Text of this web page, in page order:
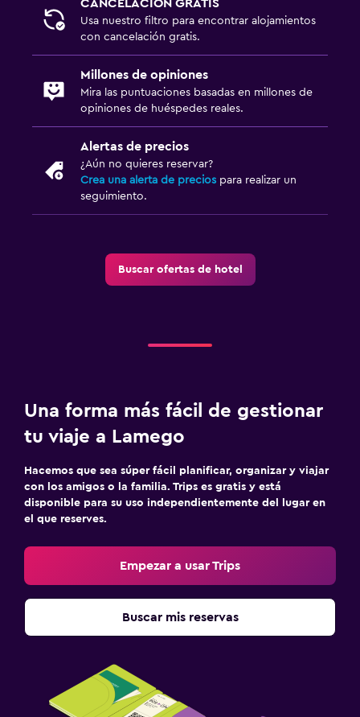
Juegos de mesa/rompecabezas
Canotaje
Piscina (para niños)
Comidas para niños
Zona cubierta de juegos
Parque infantil
Jardín
Sillas de playa
Estacionamiento y transporte
CANCELACIÓN GRATIS
Usa nuestro filtro para encontrar alojamientos
con cancelación gratis.
Millones de opiniones
Mira las puntuaciones basadas en millones de
opiniones de huéspedes reales.
Alertas de precios
¿Aún no quieres reservar?
Crea una alerta de precios para realizar un
seguimiento.
Buscar ofertas de hotel
Una forma más fácil de gestionar
tu viaje a Lamego
Hacemos que sea súper fácil planificar, organizar y viajar
con los amigos o la familia. Trips es gratis y está
disponible para su uso independientemente del lugar en
el que reserves.
Empezar a usar Trips
Buscar mis reservas